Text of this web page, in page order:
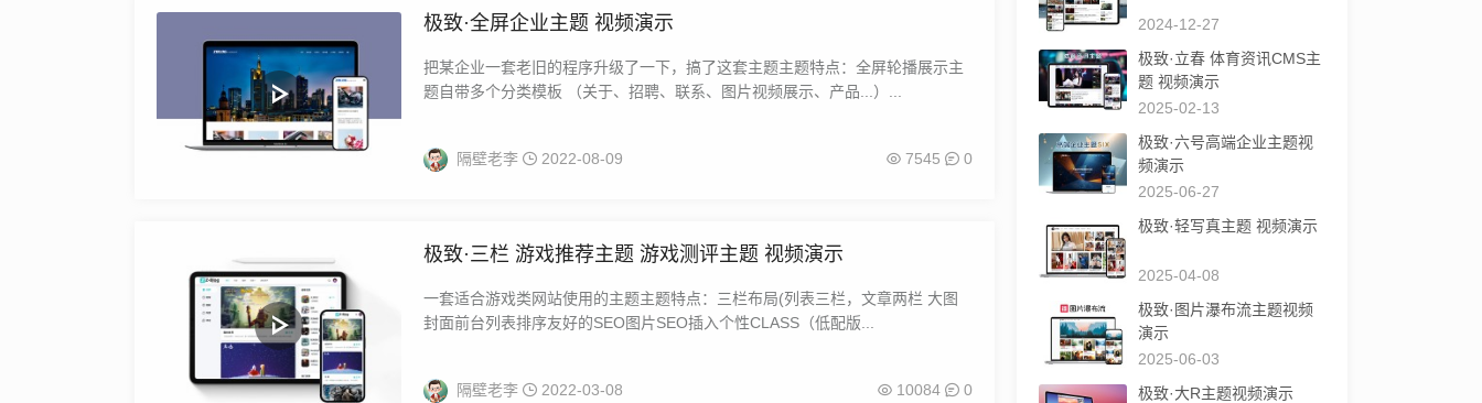
极致·全屏企业主题 视频演示
把某企业一套老旧的程序升级了一下，搞了这套主题主题特点：全屏轮播展示主
题自带多个分类模板 （关于、招聘、联系、图片视频展示、产品...）...
隔壁老李 2022-08-09 7545 0
极致·三栏 游戏推荐主题 游戏测评主题 视频演示
一套适合游戏类网站使用的主题主题特点：三栏布局(列表三栏，文章两栏 大图
封面前台列表排序友好的SEO图片SEO插入个性CLASS（低配版...
隔壁老李 2022-03-08 10084 0
2024-12-27
极致·立春 体育资讯CMS主
题 视频演示
2025-02-13
极致·六号高端企业主题视
频演示
2025-06-27
极致·轻写真主题 视频演示
2025-04-08
极致·图片瀑布流主题视频
演示
2025-06-03
极致·大R主题视频演示